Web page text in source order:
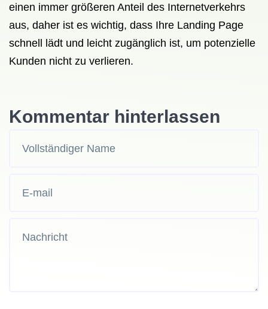
einen immer größeren Anteil des Internetverkehrs
aus, daher ist es wichtig, dass Ihre Landing Page
schnell lädt und leicht zugänglich ist, um potenzielle
Kunden nicht zu verlieren.
Kommentar hinterlassen